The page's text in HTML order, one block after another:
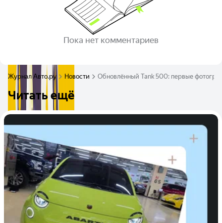
Пока нет комментариев
Журнал Авто.ру Новости Обновлённый Tank 500: первые
Читать ещё